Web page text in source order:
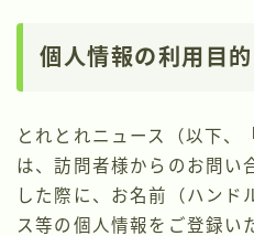
個人情報の利用目的
とれとれニュース（以下、
は、訪問者様からのお問い
した際に、お名前（ハンド
ス等の個人情報をご登録い